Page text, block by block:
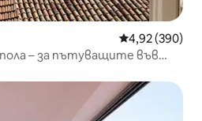
Средна
4,92 (390)
– за пътуващите във